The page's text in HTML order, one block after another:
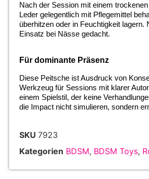
Nach der Session mit einem
Leder gelegentlich mit Pflegemittel
überhitzen oder in Feuchtigkeit lagern.
Einsatz bei Nässe gedacht.
Für dominante Präsenz
Diese Peitsche ist Ausdruck von
Werkzeug für Sessions mit klarer
einem Spielstil, der keine
die Impact nicht simulieren, sondern
SKU 7923
Kategorien BDSM, BDSM Toys,